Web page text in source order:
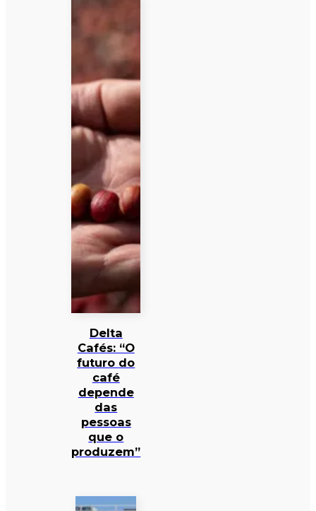
Delta
Cafés: “O
futuro do
café
depende
das
pessoas
que o
produzem”